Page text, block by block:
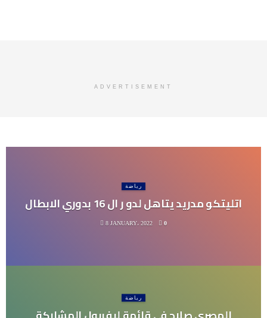
ADVERTISEMENT
رياضة
اتليتكو مدريد يتاهل لدو ر ال 16 بدوري الابطال
8 JANUARY، 2022 0
رياضة